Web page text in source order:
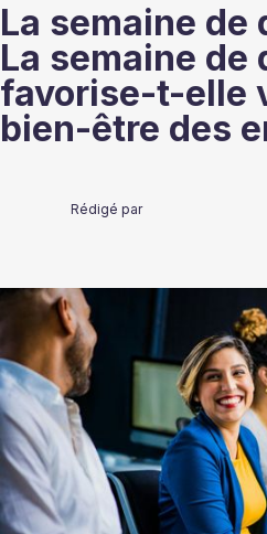
La semaine de
La semaine de
favorise-t-elle
bien-être des
Rédigé par